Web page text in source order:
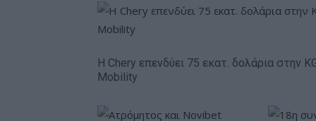
Η Chery επενδύει 75 εκατ. δολάρια στην
Mobility